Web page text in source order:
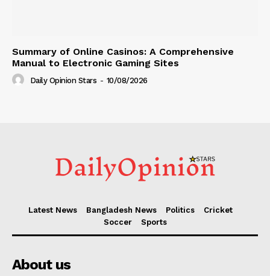
Summary of Online Casinos: A Comprehensive
Manual to Electronic Gaming Sites
Daily Opinion Stars - 10/08/2026
Latest News Bangladesh News Politics
Cricket
Soccer
Sports
About us